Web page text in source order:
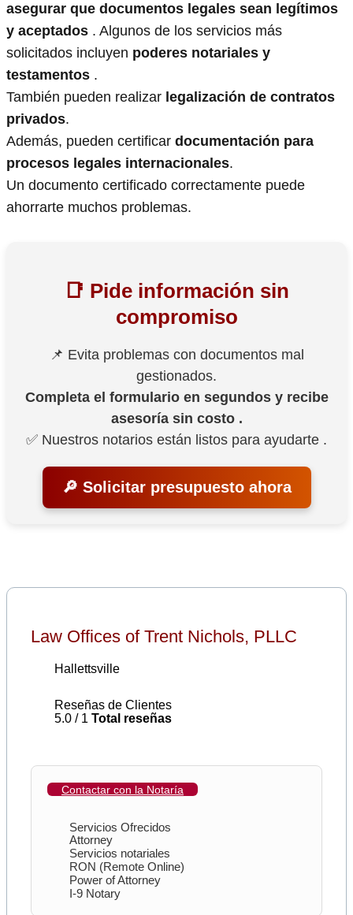
asegurar que documentos legales sean legítimos
y aceptados . Algunos de los servicios más
solicitados incluyen poderes notariales y
testamentos .
También pueden realizar legalización de contratos
privados.
Además, pueden certificar documentación para
procesos legales internacionales.
Un documento certificado correctamente puede
ahorrarte muchos problemas.
📑 Pide información sin
compromiso
📌 Evita problemas con documentos mal
gestionados.
Completa el formulario en segundos y recibe
asesoría sin costo .
✅ Nuestros notarios están listos para ayudarte .
🔎 Solicitar presupuesto ahora
Law Offices of Trent Nichols, PLLC
Hallettsville
Reseñas de Clientes
5.0 / 1 Total reseñas
Contactar con la Notaría
Servicios Ofrecidos
Attorney
Servicios notariales
RON (Remote Online)
Power of Attorney
I-9 Notary